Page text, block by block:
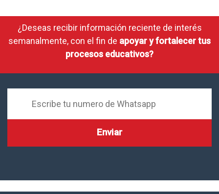
¿Deseas recibir información reciente de interés
semanalmente, con el fin de apoyar y fortalecer tus
procesos educativos?